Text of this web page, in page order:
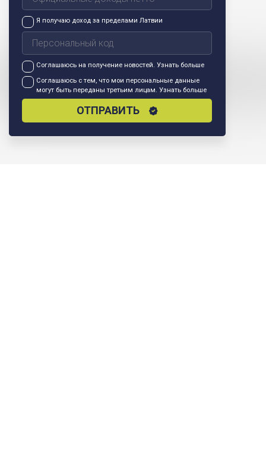
Я получаю доход за пределами Латвии
Соглашаюсь на получение новостей.Узнать больше
Соглашаюсь с тем, что мои персональные данные
могут быть переданы третьим лицам.Узнать больше
ОТПРАВИТЬ